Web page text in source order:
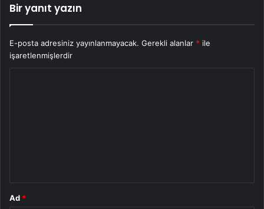
Bir yanıt yazın
E-posta adresiniz yayınlanmayacak. Gerekli alanlar * ile
işaretlenmişlerdir
Ad *